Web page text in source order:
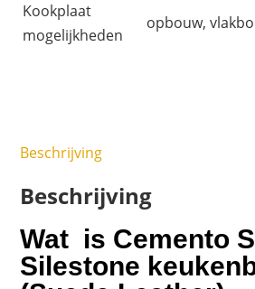
Kookplaat
mogelijkheden
opbouw,
Beschrijving
Beschrijving
Wat is Cemento
Silestone